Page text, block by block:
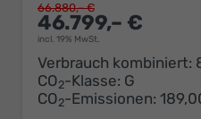
parken46.799,– €
incl. 19% MwSt.
66.880,– €
Verbrauch kombiniert:
CO2-Klasse: G
CO2-Emissionen: